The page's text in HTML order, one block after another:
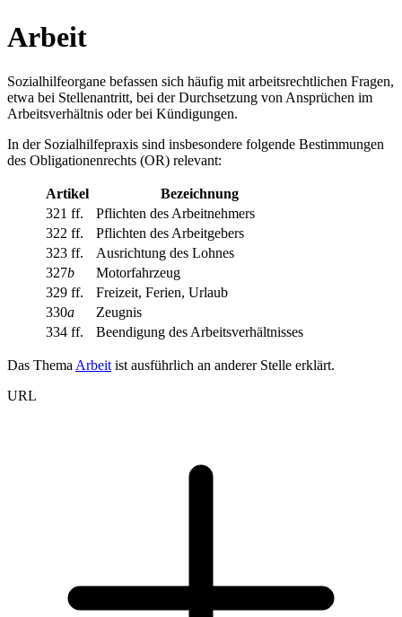
Arbeit
Sozialhilfeorgane befassen sich häufig mit arbeitsrechtlichen Fragen,
etwa bei Stellenantritt, bei der Durchsetzung von Ansprüchen im
Arbeitsverhältnis oder bei Kündigungen.
In der Sozialhilfepraxis sind insbesondere folgende Bestimmungen
des Obligationenrechts (OR) relevant:
Artikel
Bezeichnung
321 ff.
Pflichten des Arbeitnehmers
322 ff.
Pflichten des Arbeitgebers
323 ff.
Ausrichtung des Lohnes
327b
Motorfahrzeug
329 ff.
Freizeit, Ferien, Urlaub
330a
Zeugnis
334 ff.
Beendigung des Arbeitsverhältnisses
Das Thema Arbeit ist ausführlich an anderer Stelle erklärt.
URL